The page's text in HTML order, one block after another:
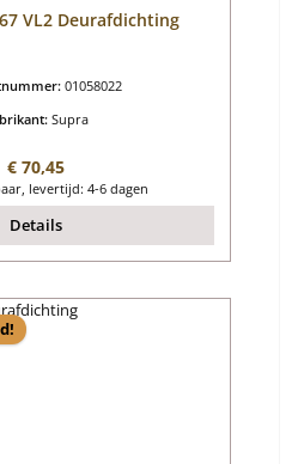
VL2 Deurafdichting
01058022
Supra
Normale prijs:
€ 70,45
levertijd: 4-6 dagen
Details